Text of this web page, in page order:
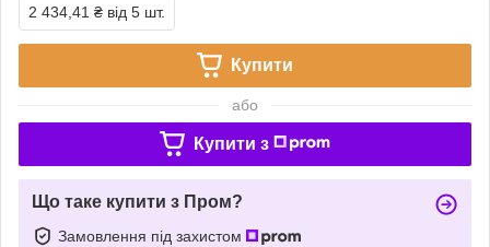
2 434,41 ₴ від 5 шт.
Купити
або
Купити з
Що таке купити з Пром?
Замовлення під захистом